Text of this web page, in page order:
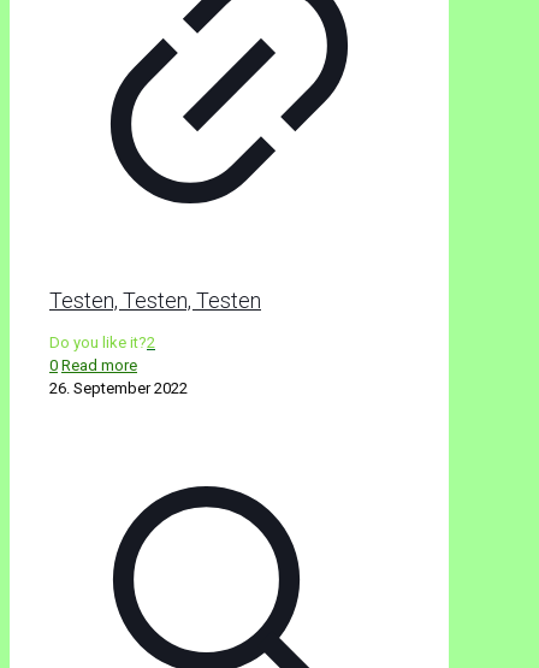
Testen, Testen, Testen
Do you like it?2
0 Read more
26. September 2022